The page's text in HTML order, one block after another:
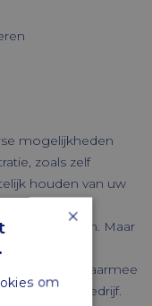
mogelijkheden
zoals zelf
houden van uw
u kunt
zelf te doen. Maar
onze
en u heeft daarmee
in uw bedrijf.
×
om